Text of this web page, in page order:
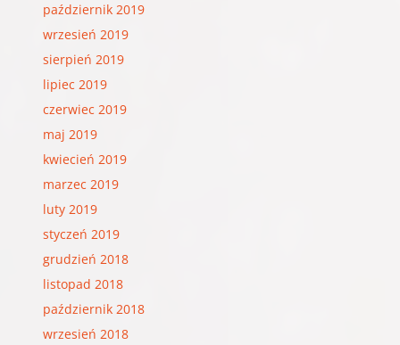
październik 2019
wrzesień 2019
sierpień 2019
lipiec 2019
czerwiec 2019
maj 2019
kwiecień 2019
marzec 2019
luty 2019
styczeń 2019
grudzień 2018
listopad 2018
październik 2018
wrzesień 2018